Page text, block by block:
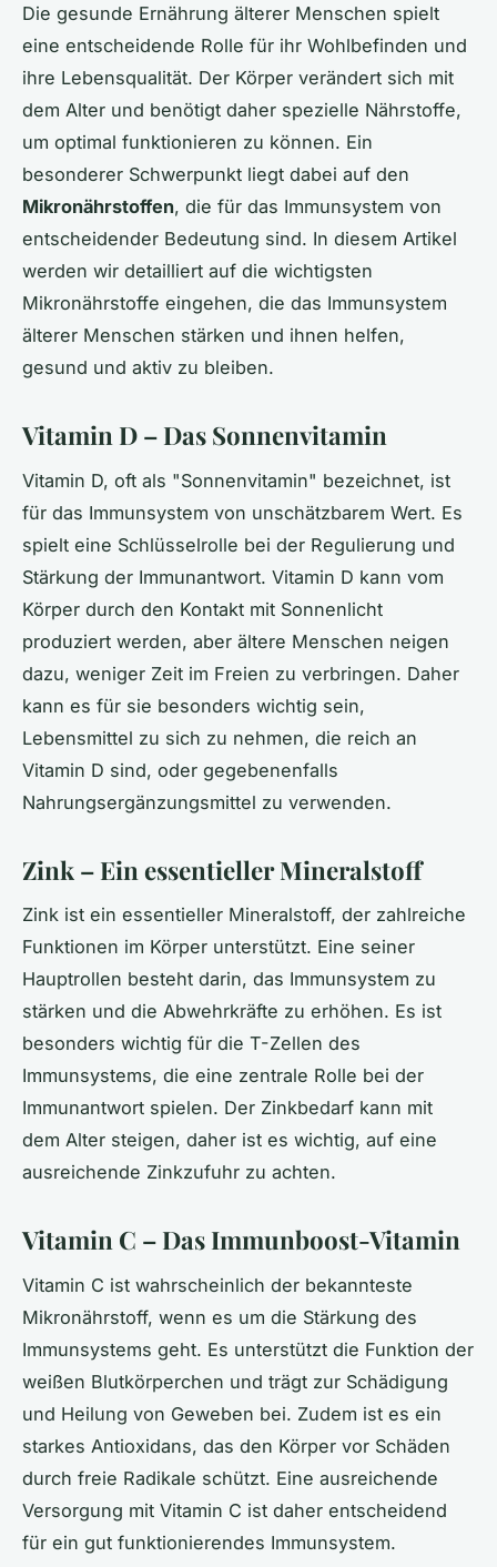
Die gesunde Ernährung älterer Menschen spielt
eine entscheidende Rolle für ihr Wohlbefinden und
ihre Lebensqualität. Der Körper verändert sich mit
dem Alter und benötigt daher spezielle Nährstoffe,
um optimal funktionieren zu können. Ein
besonderer Schwerpunkt liegt dabei auf den
Mikronährstoffen, die für das Immunsystem von
entscheidender Bedeutung sind. In diesem Artikel
werden wir detailliert auf die wichtigsten
Mikronährstoffe eingehen, die das Immunsystem
älterer Menschen stärken und ihnen helfen,
gesund und aktiv zu bleiben.
Vitamin D – Das Sonnenvitamin
Vitamin D, oft als "Sonnenvitamin" bezeichnet, ist
für das Immunsystem von unschätzbarem Wert. Es
spielt eine Schlüsselrolle bei der Regulierung und
Stärkung der Immunantwort. Vitamin D kann vom
Körper durch den Kontakt mit Sonnenlicht
produziert werden, aber ältere Menschen neigen
dazu, weniger Zeit im Freien zu verbringen. Daher
kann es für sie besonders wichtig sein,
Lebensmittel zu sich zu nehmen, die reich an
Vitamin D sind, oder gegebenenfalls
Nahrungsergänzungsmittel zu verwenden.
Zink – Ein essentieller Mineralstoff
Zink ist ein essentieller Mineralstoff, der zahlreiche
Funktionen im Körper unterstützt. Eine seiner
Hauptrollen besteht darin, das Immunsystem zu
stärken und die Abwehrkräfte zu erhöhen. Es ist
besonders wichtig für die T-Zellen des
Immunsystems, die eine zentrale Rolle bei der
Immunantwort spielen. Der Zinkbedarf kann mit
dem Alter steigen, daher ist es wichtig, auf eine
ausreichende Zinkzufuhr zu achten.
Vitamin C – Das Immunboost-Vitamin
Vitamin C ist wahrscheinlich der bekannteste
Mikronährstoff, wenn es um die Stärkung des
Immunsystems geht. Es unterstützt die Funktion der
weißen Blutkörperchen und trägt zur Schädigung
und Heilung von Geweben bei. Zudem ist es ein
starkes Antioxidans, das den Körper vor Schäden
durch freie Radikale schützt. Eine ausreichende
Versorgung mit Vitamin C ist daher entscheidend
für ein gut funktionierendes Immunsystem.